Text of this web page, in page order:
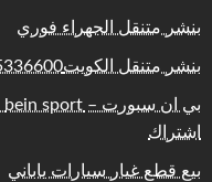
بنشر متنقل الجهراء فوري
بنشر متنقل الكويت55336600
اشتراك
بيع قطع غيار سيارات ياباني